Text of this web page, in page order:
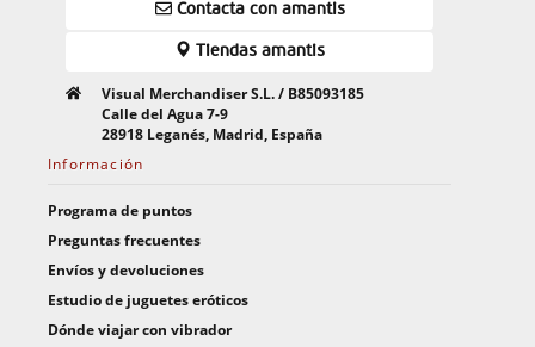
Contacta con amantis
Tiendas amantis
Visual Merchandiser S.L. / B85093185
Calle del Agua 7-9
28918 Leganés, Madrid, España
Información
Programa de puntos
Preguntas frecuentes
Envíos y devoluciones
Estudio de juguetes eróticos
Dónde viajar con vibrador